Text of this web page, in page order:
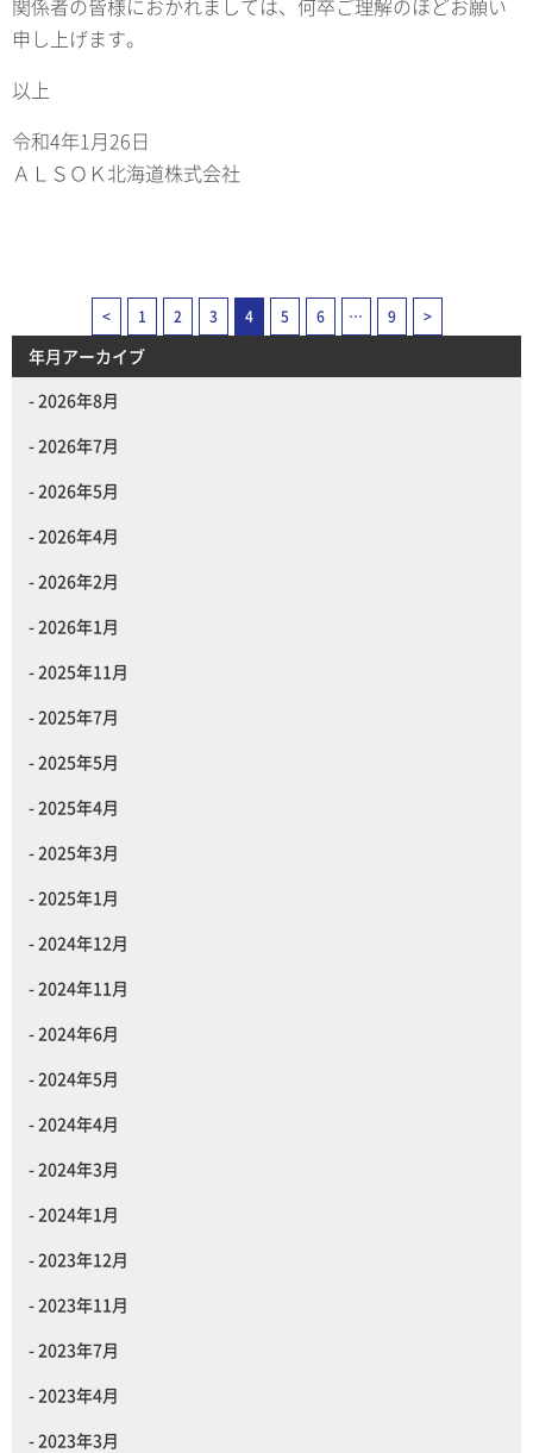
関係者の皆様におかれましては、何卒ご理解のほどお願い
申し上げます。
以上
令和4年1月26日
ＡＬＳＯＫ北海道株式会社
< 1 2 3 4 5 6 … 9 >
年月アーカイブ
2026年8月
2026年7月
2026年5月
2026年4月
2026年2月
2026年1月
2025年11月
2025年7月
2025年5月
2025年4月
2025年3月
2025年1月
2024年12月
2024年11月
2024年6月
2024年5月
2024年4月
2024年3月
2024年1月
2023年12月
2023年11月
2023年7月
2023年4月
2023年3月